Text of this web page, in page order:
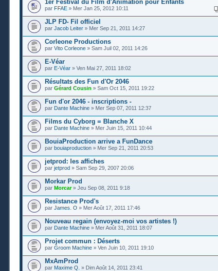
1er Festival du Film d'Animation pour Enfants
par FFAE » Mer Jan 25, 2012 10:11
JLP FD- Fil officiel
par Jacob Leiter » Mer Sep 21, 2011 14:27
Corleone Productions
par Vito Corleone » Sam Juil 02, 2011 14:26
E-Véar
par E-Véar » Ven Mai 27, 2011 18:02
Résultats des Fun d'Or 2046
par Gérard Cousin » Sam Oct 15, 2011 19:22
Fun d'or 2046 - inscriptions -
par Dante Machine » Mer Sep 07, 2011 12:37
Films du Cyborg = Blanche X
par Dante Machine » Mer Juin 15, 2011 10:44
BouiaProduction arrive a FunDance
par bouiaproduction » Mer Sep 21, 2011 20:53
jetprod: les affiches
par jetprod » Sam Sep 29, 2007 20:06
Morkar Prod
par Morcar» Jeu Sep 08, 2011 9:18
Resistance Prod's
par James. O » Mer Août 17, 2011 17:46
Nouveau regain (envoyez-moi vos artistes !)
par Dante Machine » Mer Août 31, 2011 18:07
Projet commun : Déserts
par Groom Machine » Ven Juin 10, 2011 19:10
MxAmProd
par Maxime Q. » Dim Août 14, 2011 23:41